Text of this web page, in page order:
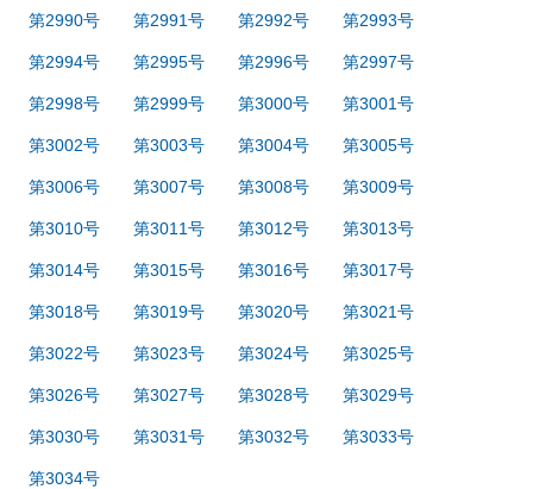
第2990号 第2991号 第2992号 第2993号
第2994号 第2995号 第2996号 第2997号
第2998号 第2999号 第3000号 第3001号
第3002号 第3003号 第3004号 第3005号
第3006号 第3007号 第3008号 第3009号
第3010号 第3011号 第3012号 第3013号
第3014号 第3015号 第3016号 第3017号
第3018号 第3019号 第3020号 第3021号
第3022号 第3023号 第3024号 第3025号
第3026号 第3027号 第3028号 第3029号
第3030号 第3031号 第3032号 第3033号
第3034号